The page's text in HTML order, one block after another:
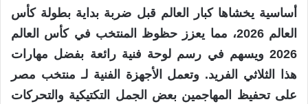
أساسية يخشاها كبار العالم قبل ضربة بداية بطولة كأس
العالم 2026، مما يعزز حظوظ المنتخب في كأس العالم
2026 ويسهم في رسم لوحة فنية رائعة بفضل مهارات
هذا الثلاثي الفريد. وتعمل الأجهزة الفنية لـ منتخب مصر
على تحفيظ المهاجمين بعض الجمل التكتيكية والتحركات